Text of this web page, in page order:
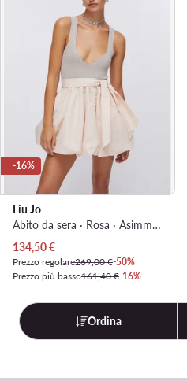
-16%
Liu Jo
Abito da sera · Rosa · Asimmetrica
Prezzo attuale
134,50€
Prezzo regolare269,00 €-50%
Prezzo più basso161,40 €-16%
Ordina